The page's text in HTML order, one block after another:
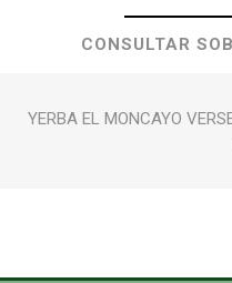
CONSULTAR
YERBA EL MONCAYO